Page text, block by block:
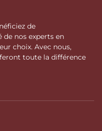
de
nos experts en
choix. Avec nous,
toute la différence